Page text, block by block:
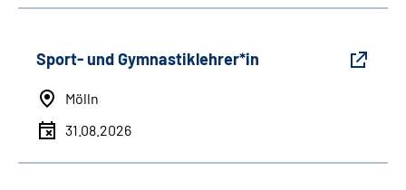
Sport- und Gymnastiklehrer*in
Mölln
31.08.2026